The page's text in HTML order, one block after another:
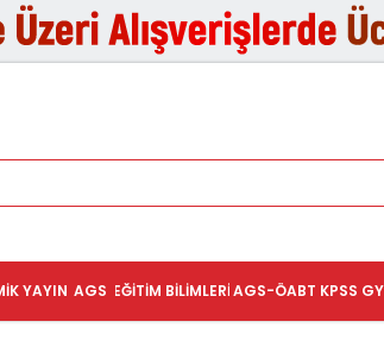
KPSS
AGS-ÖABT
EĞITIM BILIMLERI
AGS
YAYIN